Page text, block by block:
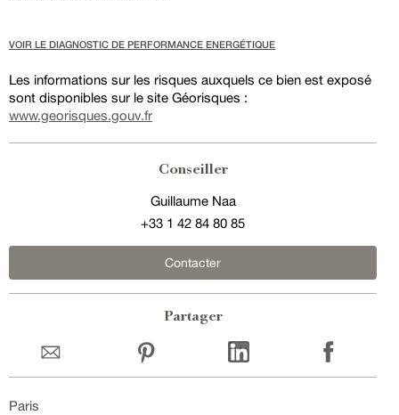
VOIR LE DIAGNOSTIC DE PERFORMANCE ENERGÉTIQUE
Les informations sur les risques auxquels ce bien est exposé
sont disponibles sur le site Géorisques :
www.georisques.gouv.fr
Conseiller
Guillaume Naa
+33 1 42 84 80 85
Contacter
Partager
Paris